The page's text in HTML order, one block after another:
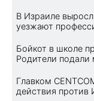
В Израиле
уезжают
Бойкот в школе
Родители
Главком
действия против